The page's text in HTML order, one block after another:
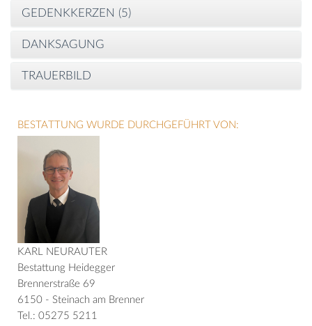
GEDENKKERZEN (5)
DANKSAGUNG
TRAUERBILD
BESTATTUNG WURDE DURCHGEFÜHRT VON:
KARL NEURAUTER
Bestattung Heidegger
Brennerstraße 69
6150 - Steinach am Brenner
Tel.: 05275 5211